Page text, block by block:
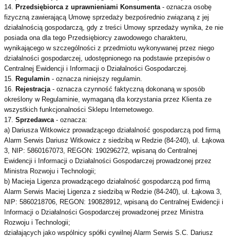
14.
Przedsiębiorca z uprawnieniami Konsumenta - oznacza osobę
fizyczną zawierającą Umowę sprzedaży bezpośrednio związaną z jej
działalnością gospodarczą, gdy z treści Umowy sprzedaży wynika, że nie
posiada ona dla tego Przedsiębiorcy zawodowego charakteru,
wynikającego w szczególności z przedmiotu wykonywanej przez niego
działalności gospodarczej, udostępnionego na podstawie przepisów o
Centralnej Ewidencji i Informacji o Działalności Gospodarczej.
15.
Regulamin - oznacza niniejszy regulamin.
16.
Rejestracja - oznacza czynność faktyczną dokonaną w sposób
określony w Regulaminie, wymaganą dla korzystania przez Klienta ze
wszystkich funkcjonalności Sklepu Internetowego.
17. Sprzedawca - oznacza:
a) Dariusza Witkowicz prowadzącego działalność gospodarczą pod firmą
Alarm Serwis Dariusz Witkowicz z siedzibą w Redzie (84-240), ul. Łąkowa
3, NIP: 5860167073, REGON: 190296272, wpisaną do Centralnej
Ewidencji i Informacji o Działalności Gospodarczej prowadzonej przez
Ministra Rozwoju i Technologii;
b) Macieja Ligenza prowadzącego działalność gospodarczą pod firmą
Alarm Serwis Maciej Ligenza z siedzibą w Redzie (84-240), ul. Łąkowa 3,
NIP: 5860218706, REGON: 190828912, wpisaną do Centralnej Ewidencji i
Informacji o Działalności Gospodarczej prowadzonej przez Ministra
Rozwoju i Technologii;
działających jako wspólnicy spółki cywilnej Alarm Serwis S.C. Dariusz